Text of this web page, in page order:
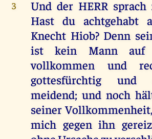
3 Und der HERR sprach
Hast du achtgehabt
Knecht Hiob? Denn
ist
kein Mann auf
vollkommen
und
gottesfürchtig
und
meidend; und noch
seiner
mich gegen ihn